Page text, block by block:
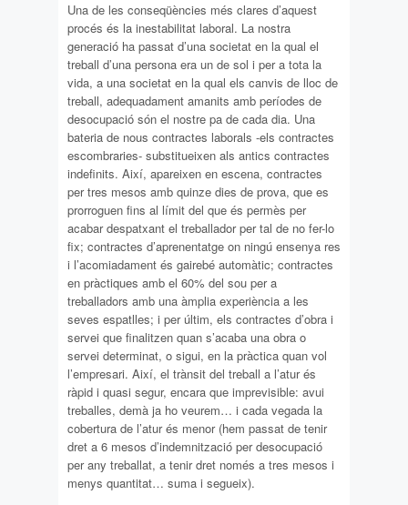
Una de les conseqüències més clares d’aquest
procés és la inestabilitat laboral. La nostra
generació ha passat d’una societat en la qual el
treball d’una persona era un de sol i per a tota la
vida, a una societat en la qual els canvis de lloc de
treball, adequadament amanits amb períodes de
desocupació són el nostre pa de cada dia. Una
bateria de nous contractes laborals -els contractes
escombraries- substitueixen als antics contractes
indefinits. Així, apareixen en escena, contractes
per tres mesos amb quinze dies de prova, que es
prorroguen fins al límit del que és permès per
acabar despatxant el treballador per tal de no fer-lo
fix; contractes d’aprenentatge on ningú ensenya res
i l’acomiadament és gairebé automàtic; contractes
en pràctiques amb el 60% del sou per a
treballadors amb una àmplia experiència a les
seves espatlles; i per últim, els contractes d’obra i
servei que finalitzen quan s’acaba una obra o
servei determinat, o sigui, en la pràctica quan vol
l’empresari. Així, el trànsit del treball a l’atur és
ràpid i quasi segur, encara que imprevisible: avui
treballes, demà ja ho veurem… i cada vegada la
cobertura de l’atur és menor (hem passat de tenir
dret a 6 mesos d’indemnització per desocupació
per any treballat, a tenir dret només a tres mesos i
menys quantitat… suma i segueix).